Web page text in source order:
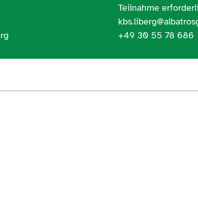
Teilnahme
+49 30 55 78 686